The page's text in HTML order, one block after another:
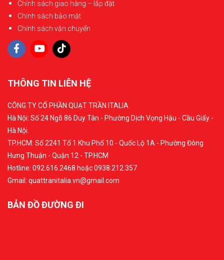
Chính sách giao hàng – lắp đặt
Chính sách bảo mật
Chính sách vận chuyển
THÔNG TIN LIÊN HỆ
CÔNG TY CỔ PHẦN QUẠT TRẦN ITALIA
Hà Nội: Số 24 Ngõ 86 Duy Tân - Phường Dịch Vọng Hậu - Cầu Giấy -
Hà Nội.
TP.HCM: Số 2241 Tổ 1 Khu Phố 10 - Quốc Lộ 1A - Phường Đông
Hưng Thuận - Quận 12 - TP.HCM
Hotline: 092.616.2468 hoặc 0938.212.357
Gmail: quattranitalia.vn@gmail.com
BẢN ĐỒ ĐƯỜNG ĐI